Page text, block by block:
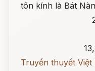
tôn kính là Bát
Truyền thuyết Việt